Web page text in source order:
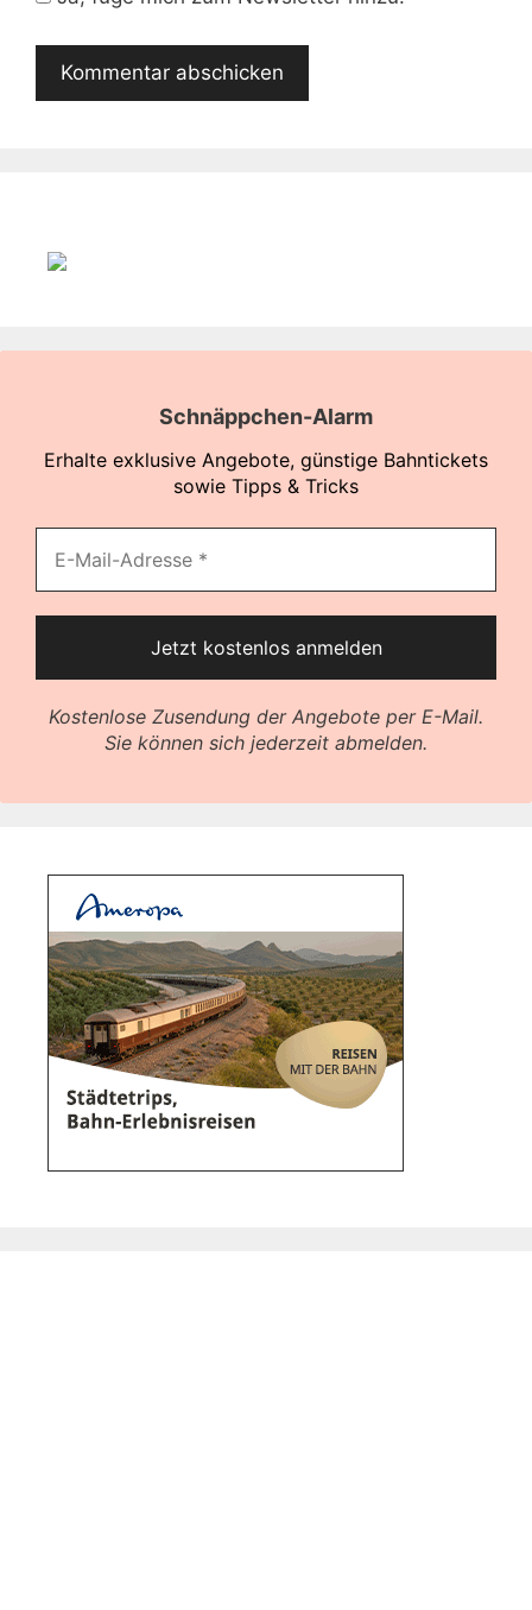
Schnäppchen-Alarm
Erhalte exklusive Angebote, günstige Bahntickets
sowie Tipps & Tricks
Kostenlose Zusendung der Angebote per E-Mail.
Sie können sich jederzeit abmelden.